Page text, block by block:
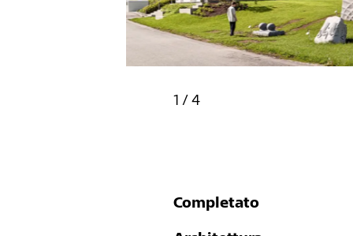
1 / 4
Completato